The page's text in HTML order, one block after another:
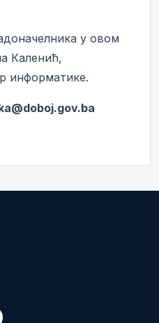
у овом
Каленић,
информатике.